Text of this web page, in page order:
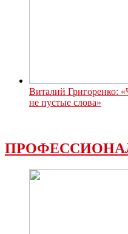
Виталий Григоренко:
не пустые слова»